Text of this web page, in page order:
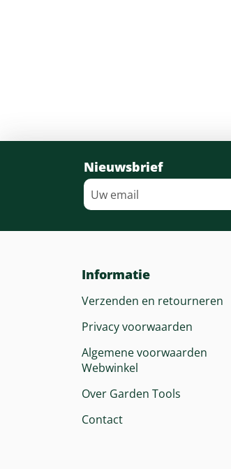
Nieuwsbrief
Informatie
Verzenden en retourneren
Privacy voorwaarden
Algemene voorwaarden
Webwinkel
Over Garden Tools
Contact